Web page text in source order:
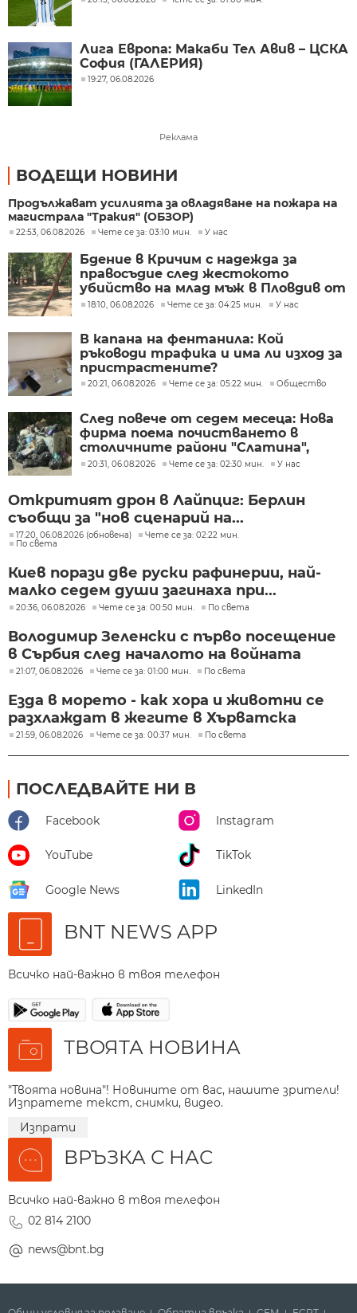
Лига Европа: Макаби Тел Авив – ЦСКА
София (ГАЛЕРИЯ)
19:27, 06.08.2026
Реклама
ВОДЕЩИ НОВИНИ
Продължават усилията за овладяване на пожара на
магистрала "Тракия" (ОБЗОР)
22:53, 06.08.2026 Чете се за: 03:10 мин. У нас
Бдение в Кричим с надежда за
правосъдие след жестокото
убийство на млад мъж в Пловдив от
тийнейджъри
18:10, 06.08.2026 Чете се за: 04:25 мин. У нас
В капана на фентанила: Кой
ръководи трафика и има ли изход за
пристрастените?
20:21, 06.08.2026 Чете се за: 05:22 мин. Общество
След повече от седем месеца: Нова
фирма поема почистването в
столичните райони "Слатина",
"Подуяне" и "Изгрев"
20:31, 06.08.2026 Чете се за: 02:30 мин. У нас
Откритият дрон в Лайпциг: Берлин
съобщи за "нов сценарий на...
17:20, 06.08.2026 (обновена)
Чете се за: 02:22 мин.
По света
Киев порази две руски рафинерии, най-
малко седем души загинаха при...
20:36, 06.08.2026 Чете се за: 00:50 мин. По света
Володимир Зеленски с първо посещение
в Сърбия след началото на войната
21:07, 06.08.2026 Чете се за: 01:00 мин. По света
Езда в морето - как хора и животни се
разхлаждат в жегите в Хърватска
21:59, 06.08.2026 Чете се за: 00:37 мин. По света
ПОСЛЕДВАЙТЕ НИ В
Facebook Instagram
YouTube TikTok
Google News LinkedIn
BNT NEWS APP
Всичко най-важно в твоя телефон
ТВОЯТА НОВИНА
"Твоята новина"! Новините от вас, нашите зрители!
Изпратете текст, снимки, видео.
Изпрати
ВРЪЗКА С НАС
Всичко най-важно в твоя телефон
02 814 2100
news@bnt.bg